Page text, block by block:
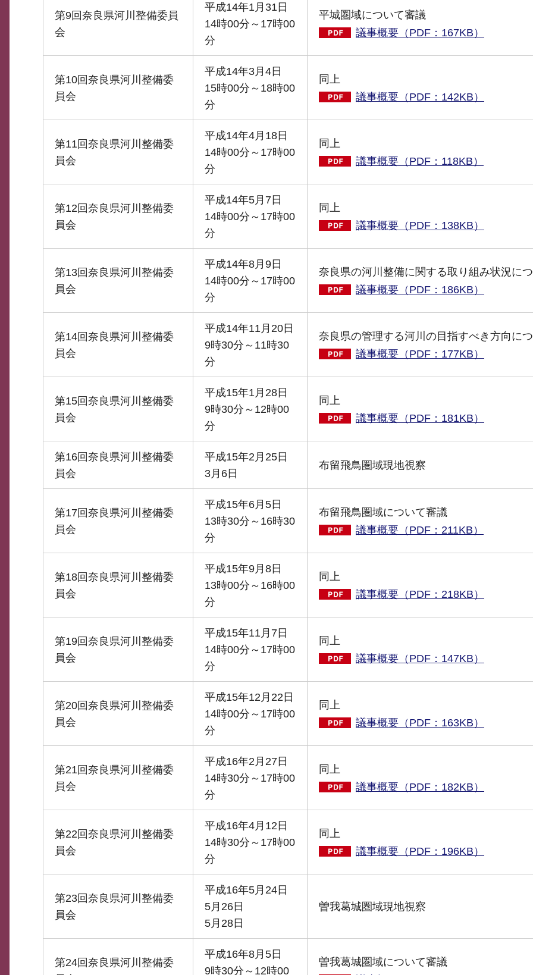
第9回奈良県河川整備委員
会
平成14年1月31日
14時00分～17時00
分
平城圏域について審議
議事概要（PDF：167KB）
第10回奈良県河川整備委
員会
平成14年3月4日
15時00分～18時00
分
同上
議事概要（PDF：142KB）
第11回奈良県河川整備委
員会
平成14年4月18日
14時00分～17時00
分
同上
議事概要（PDF：118KB）
第12回奈良県河川整備委
員会
平成14年5月7日
14時00分～17時00
分
同上
議事概要（PDF：138KB）
第13回奈良県河川整備委
員会
平成14年8月9日
14時00分～17時00
分
奈良県の河川整備に関する取り組み状況に
議事概要（PDF：186KB）
第14回奈良県河川整備委
員会
平成14年11月20日
9時30分～11時30
分
奈良県の管理する河川の目指すべき方向に
議事概要（PDF：177KB）
第15回奈良県河川整備委
員会
平成15年1月28日
9時30分～12時00
分
同上
議事概要（PDF：181KB）
第16回奈良県河川整備委
員会
平成15年2月25日
3月6日
布留飛鳥圏域現地視察
第17回奈良県河川整備委
員会
平成15年6月5日
13時30分～16時30
分
布留飛鳥圏域について審議
議事概要（PDF：211KB）
第18回奈良県河川整備委
員会
平成15年9月8日
13時00分～16時00
分
同上
議事概要（PDF：218KB）
第19回奈良県河川整備委
員会
平成15年11月7日
14時00分～17時00
分
同上
議事概要（PDF：147KB）
第20回奈良県河川整備委
員会
平成15年12月22日
14時00分～17時00
分
同上
議事概要（PDF：163KB）
第21回奈良県河川整備委
員会
平成16年2月27日
14時30分～17時00
分
同上
議事概要（PDF：182KB）
第22回奈良県河川整備委
員会
平成16年4月12日
14時30分～17時00
分
同上
議事概要（PDF：196KB）
第23回奈良県河川整備委
員会
平成16年5月24日
5月26日
5月28日
曽我葛城圏域現地視察
第24回奈良県河川整備委
平成16年8月5日
9時30分～12時00
曽我葛城圏域について審議